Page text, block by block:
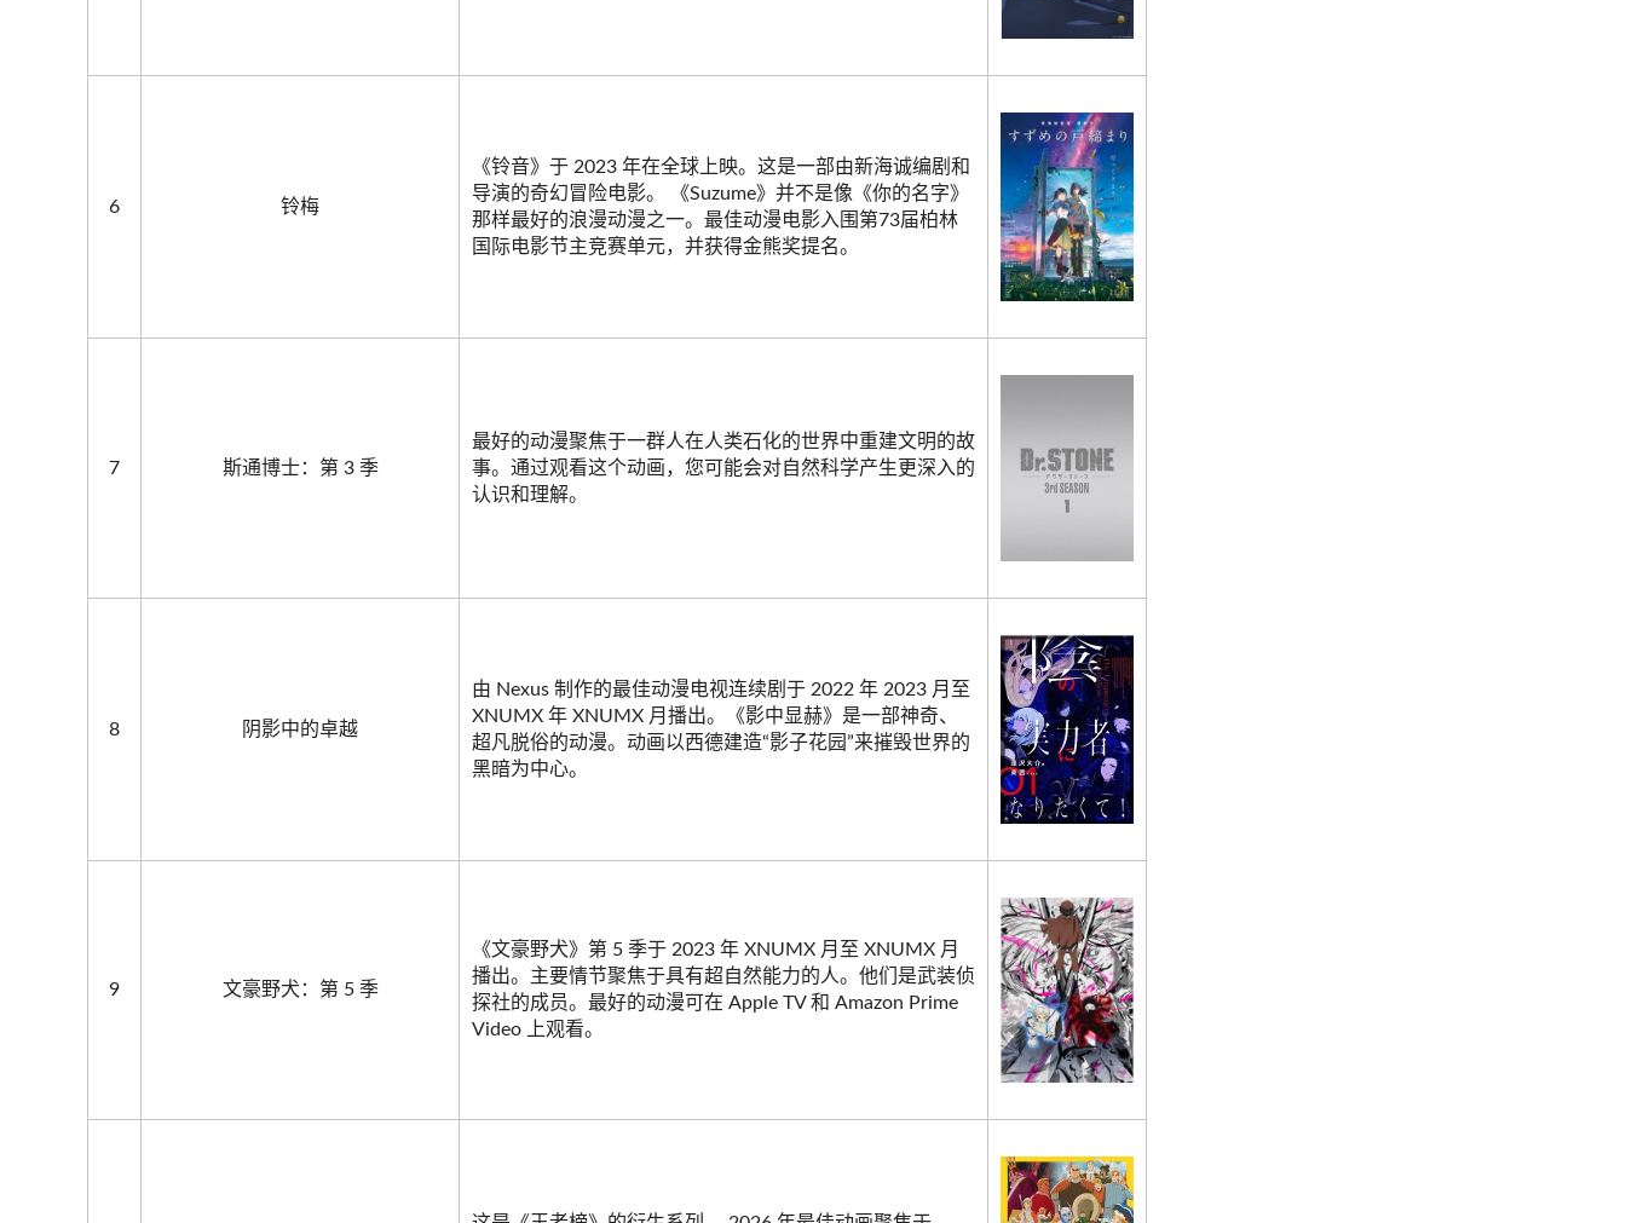
6 铃梅
《铃音》于 2023 年在全球上映。这是一部由新海诚编剧和
导演的奇幻冒险电影。 《Suzume》并不是像《你的名字》
那样最好的浪漫动漫之一。最佳动漫电影入围第73届柏林
国际电影节主竞赛单元，并获得金熊奖提名。
7 斯通博士：第 3 季
最好的动漫聚焦于一群人在人类石化的世界中重建文明的故
事。通过观看这个动画，您可能会对自然科学产生更深入的
认识和理解。
8 阴影中的卓越
由 Nexus 制作的最佳动漫电视连续剧于 2022 年 2023 月至
XNUMX 年 XNUMX 月播出。《影中显赫》是一部神奇、
超凡脱俗的动漫。动画以西德建造“影子花园”来摧毁世界的
黑暗为中心。
9 文豪野犬：第 5 季
《文豪野犬》第 5 季于 2023 年 XNUMX 月至 XNUMX 月
播出。主要情节聚焦于具有超自然能力的人。他们是武装侦
探社的成员。最好的动漫可在 Apple TV 和 Amazon Prime
Video 上观看。